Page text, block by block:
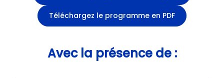
Téléchargez le programme en PDF
Avec la présence de :